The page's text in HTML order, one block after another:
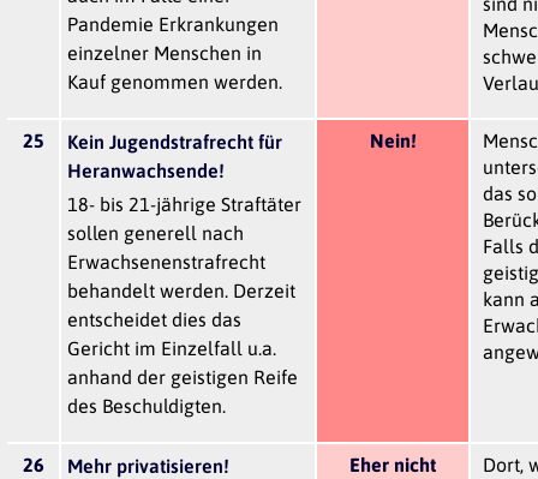
Pandemie Erkrankungen
einzelner Menschen in
Kauf genommen werden.
25
Kein Jugendstrafrecht für
Heranwachsende!
18- bis 21-jährige Straftäter
sollen generell nach
Erwachsenenstrafrecht
behandelt werden. Derzeit
entscheidet dies das
Gericht im Einzelfall u.a.
anhand der geistigen Reife
des Beschuldigten.
Nein!
das
Falls
kann
26
Mehr privatisieren!
Eher nicht
Dort,